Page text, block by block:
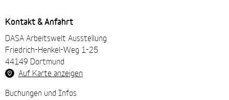
Kontakt & Anfahrt
DASA Arbeitswelt Ausstellung
Friedrich-Henkel-Weg 1-25
44149 Dortmund
Auf Karte anzeigen
Buchungen und Infos